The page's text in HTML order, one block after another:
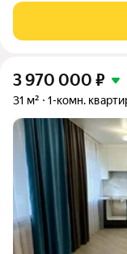
спокойный двор,
излишней суеты. В
3 970 000 ₽
31 м² 1-комн.